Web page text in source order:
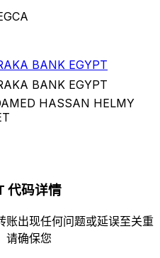
BANK EGYPT
BANK EGYPT
HASSAN HELMY
代码详情
出现任何问题或延误至关重
请确保您